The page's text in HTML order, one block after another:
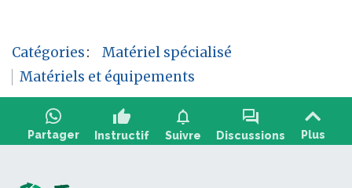
Catégories:
Matériel spécialisé
Matériels et équipements
Partager
thumb_up
Instructif
notifications
Suivre
forum
Discussions Plus